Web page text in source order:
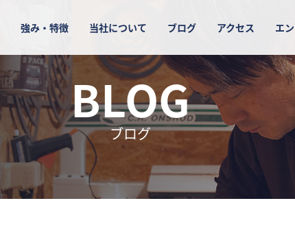
強み・特徴 当社について ブログ アクセス エ
BLOG
ブログ